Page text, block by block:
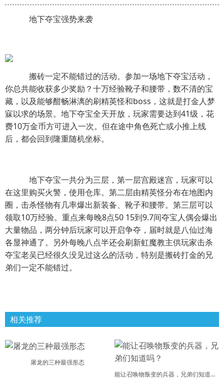
地下夺宝强势来袭
搬砖一定不能错过的活动。参加一场地下夺宝活动，
你总共能收获多少奖励？十万经验靴子和腰带，数不清的宝
藏，以及能够酣畅淋漓的刷精英怪和boss，这就是打金人梦
寐以求的场景。地下夺宝全天开放，玩家需要达到41级，花
费10万金币方可进入一次。但在途中角色死亡或小推上线
后，都会回到隆重随机坐标。
地下夺宝一共分为三层，第一层宫殿迷宫，玩家可以
在这里购买火警，使用仓库。第二层由精英怪分布在地图内
圈，击杀怪物有几率爆出新装备、靴子和腰带。第三层可以
领取10万经验。重点来每晚8点50 15到9.7间夺宝人偶会爆出
大量物品，两分钟后玩家可以开启争夺，届时就是八仙过海
各显神通了。另外每晚八点半还会刷新虹魔教主供玩家击杀
夺宝老吴已经很久没见过这么的活动，特别是搬砖打金的兄
弟们一定不能错过。
相关推荐
屠龙的三种最强形态
能让召唤物叛变的兵器，兄弟们知道吗？